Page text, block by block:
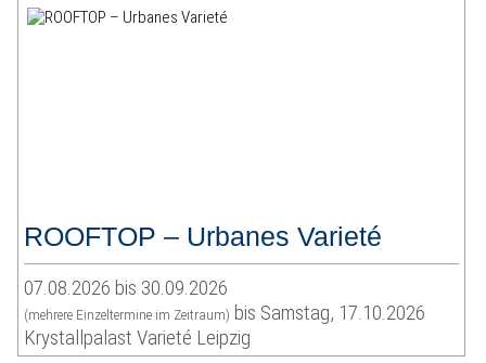
ROOFTOP – Urbanes Varieté
07.08.2026 bis 30.09.2026
(mehrere Einzeltermine im Zeitraum) bis Samstag, 17.10.2026
Krystallpalast Varieté Leipzig